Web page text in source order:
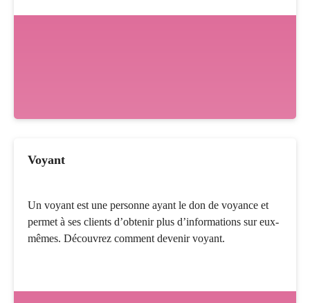
Voyant
Un voyant est une personne ayant le don de voyance et
permet à ses clients d’obtenir plus d’informations sur eux-
mêmes. Découvrez comment devenir voyant.